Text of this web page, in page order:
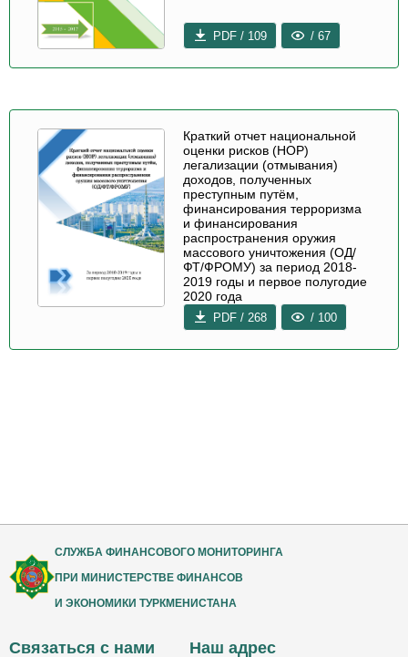
PDF / 109 / 67
Краткий отчет национальной
оценки рисков (НОР)
легализации (отмывания)
доходов, полученных
преступным путём,
финансирования терроризма
и финансирования
распространения оружия
массового уничтожения (ОД/
ФТ/ФРОМУ) за период 2018-
2019 годы и первое полугодие
2020 года
PDF / 268 / 100
СЛУЖБА ФИНАНСОВОГО МОНИТОРИНГА
ПРИ МИНИСТЕРСТВЕ ФИНАНСОВ
И ЭКОНОМИКИ ТУРКМЕНИСТАНА
Связаться с нами Наш адрес